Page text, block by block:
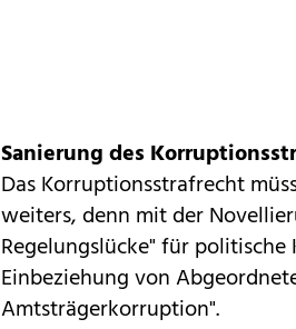
Sanierung des
Das Korruptionsstrafrecht
weiters, denn mit der
Regelungslücke" für
Einbeziehung von
Amtsträgerkorruption".